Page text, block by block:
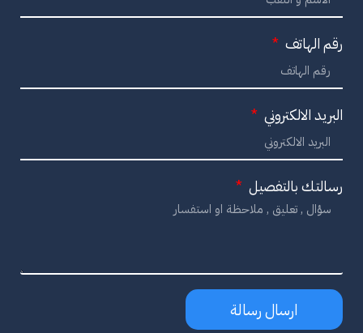
رقم الهاتف
البريد الالكتروني
رسالتك بالتفصيل
ارسال رسالة